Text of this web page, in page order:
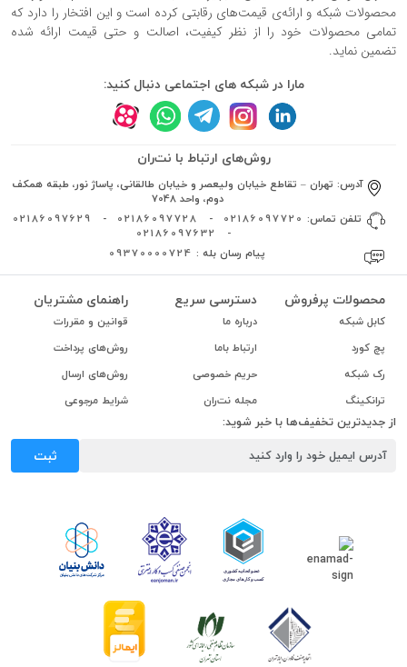
محصولات شبکه و ارائه‌ی قیمت‌های رقابتی کرده است و این افتخار را دارد که
تمامی محصولات خود را از نظر کیفیت، اصالت و حتی قیمت ارائه شده
تضمین نماید.
مارا در شبکه های اجتماعی دنبال کنید:
روش‌های ارتباط با نت‌ران
آدرس: تهران – تقاطع خیابان ولیعصر و خیابان طالقانی، پاساژ نور، طبقه همکف
دوم، واحد 7048
تلفن تماس: 02186097720
-
02186097728
-
02186097629
-
02186097632
پیام رسان بله : 09370000724
محصولات پرفروش
کابل شبکه
پچ کورد
رک شبکه
ترانکینگ
دسترسی سریع
درباره ما
ارتباط باما
حریم خصوصی
مجله نت‌ران
راهنمای مشتریان
قوانین و مقررات
روش‌های پرداخت
روش‌های ارسال
شرایط مرجوعی
از جدیدترین تخفیف‌ها با خبر شوید:
ثبت